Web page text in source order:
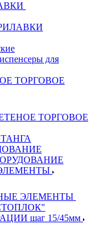
для
ТОРГОВОЕ
ТОРГОВОЕ
ЭЛЕМЕНТЫ
шаг 15/45мм